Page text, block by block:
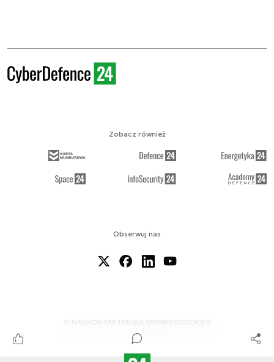
Obserwuj nas
O NAS KONTAKTREGULAMINRSS COOKIES
Zobacz również